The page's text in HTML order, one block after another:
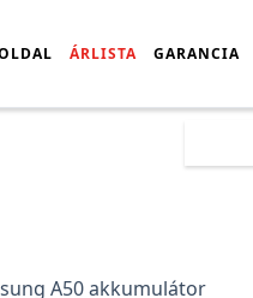
ÁRLISTA GARANCIA